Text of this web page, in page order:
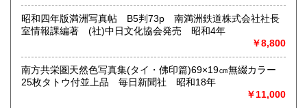
書籍の買取について
取り扱い分野
古典籍、近代文献、趣味、サブカルチャー、古書一般（その
昭和四年版満洲写真帖 B5判73p 南満洲鉄道株式会社社長
室情報課編著 (社)中日文化協会発売 昭和4年
￥8,800
南方共栄圏天然色写真集(タイ・佛印篇)69×19㎝無綴カラー
25枚タトウ付並上品 毎日新聞社 昭和18年
￥11,000